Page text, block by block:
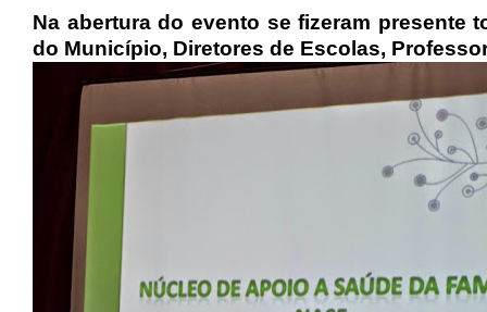
Na abertura do evento se fizeram presente
do Município, Diretores de Escolas,